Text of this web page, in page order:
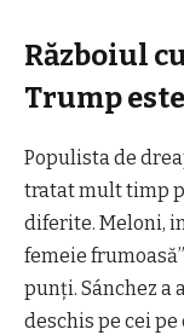
Războiul
Trump
Populista de
tratat mult timp
diferite. Meloni,
femeie
punți. Sánchez a
deschis pe ceipe